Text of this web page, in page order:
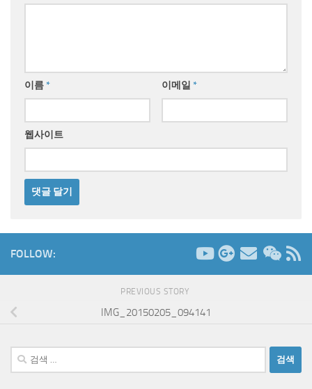
이름* 이메일 *
웹사이트
FOLLOW:
PREVIOUS STORY
IMG_20150205_094141
검
색: